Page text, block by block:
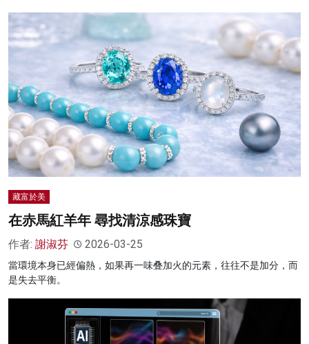
藏富於美
在赤馬紅羊年 尋找清涼感珠寶
作者: 謝淑芬 2026-03-25
當環境本身已經偏熱，如果再一味叠加火的元素，往往不是加分，而
是失去平衡。